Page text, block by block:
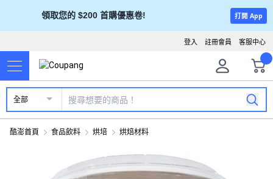
領取您的 $200 首購優惠卷! 打開 App
客服中心
註冊會員
登入
全部
酷澎首頁 食品飲料 烘培 烘焙材料